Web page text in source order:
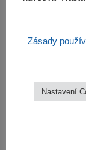
Zásady
Nastavení